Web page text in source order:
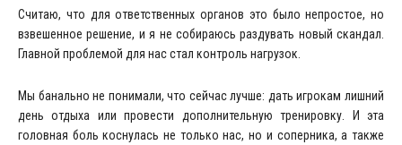
Считаю, что для ответственных органов это было непростое, но
взвешенное решение, и я не собираюсь раздувать новый скандал.
Главной проблемой для нас стал контроль нагрузок.
Мы банально не понимали, что сейчас лучше: дать игрокам лишний
день отдыха или провести дополнительную тренировку. И эта
головная боль коснулась не только нас, но и соперника, а также